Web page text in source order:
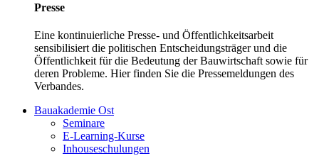
Presse
Eine kontinuierliche Presse- und Öffentlichkeitsarbeit
sensibilisiert die politischen Entscheidungsträger und die
Öffentlichkeit für die Bedeutung der Bauwirtschaft sowie für
deren Probleme. Hier finden Sie die Pressemeldungen des
Verbandes.
Bauakademie Ost
Seminare
E-Learning-Kurse
Inhouseschulungen